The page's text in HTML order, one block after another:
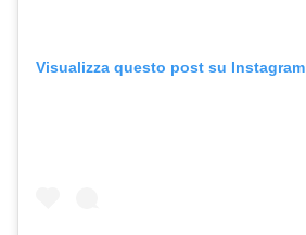
Visualizza questo post su Instagram